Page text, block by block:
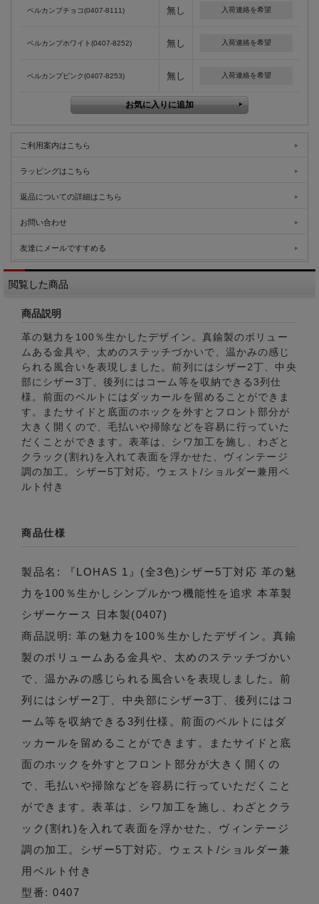
ベルカンプチョコ(0407-8111) 無し 入荷連絡を希望
ベルカンプホワイト(0407-8252) 無し 入荷連絡を希望
ベルカンプピンク(0407-8253) 無し 入荷連絡を希望
ご利用案内はこちら
ラッピングはこちら
返品についての詳細はこちら
お問い合わせ
友達にメールですすめる
閲覧した商品
商品説明
革の魅力を100％生かしたデザイン。真鍮製のボリュー
ムある金具や、太めのステッチづかいで、温かみの感じ
られる風合いを表現しました。前列にはシザー2丁、中央
部にシザー3丁、後列にはコーム等を収納できる3列仕
様。前面のベルトにはダッカールを留めることができま
す。またサイドと底面のホックを外すとフロント部分が
大きく開くので、毛払いや掃除などを容易に行っていた
だくことができます。表革は、シワ加工を施し、わざと
クラック(割れ)を入れて表面を浮かせた、ヴィンテージ
調の加工。シザー5丁対応。ウェスト/ショルダー兼用ベ
ルト付き
商品仕様
製品名: 『LOHAS 1』(全3色)シザー5丁対応 革の魅
力を100％生かしシンプルかつ機能性を追求 本革製
シザーケース 日本製(0407)
商品説明: 革の魅力を100％生かしたデザイン。真鍮
製のボリュームある金具や、太めのステッチづかい
で、温かみの感じられる風合いを表現しました。前
列にはシザー2丁、中央部にシザー3丁、後列にはコ
ーム等を収納できる3列仕様。前面のベルトにはダ
ッカールを留めることができます。またサイドと底
面のホックを外すとフロント部分が大きく開くの
で、毛払いや掃除などを容易に行っていただくこと
ができます。表革は、シワ加工を施し、わざとクラ
ック(割れ)を入れて表面を浮かせた、ヴィンテージ
調の加工。シザー5丁対応。ウェスト/ショルダー兼
用ベルト付き
型番: 0407